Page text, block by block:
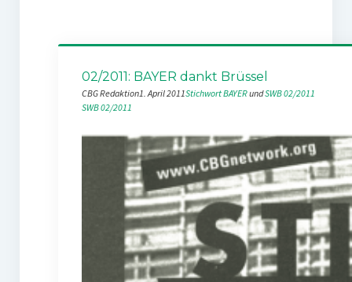
02/2011: BAYER dankt Brüssel
CBG Redaktion1. April 2011Stichwort BAYER und SWB 02/2011
SWB 02/2011